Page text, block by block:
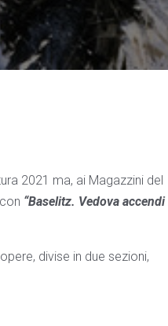
2021 ma, ai Magazzini del
“Baselitz. Vedova accendi
divise in due sezioni,